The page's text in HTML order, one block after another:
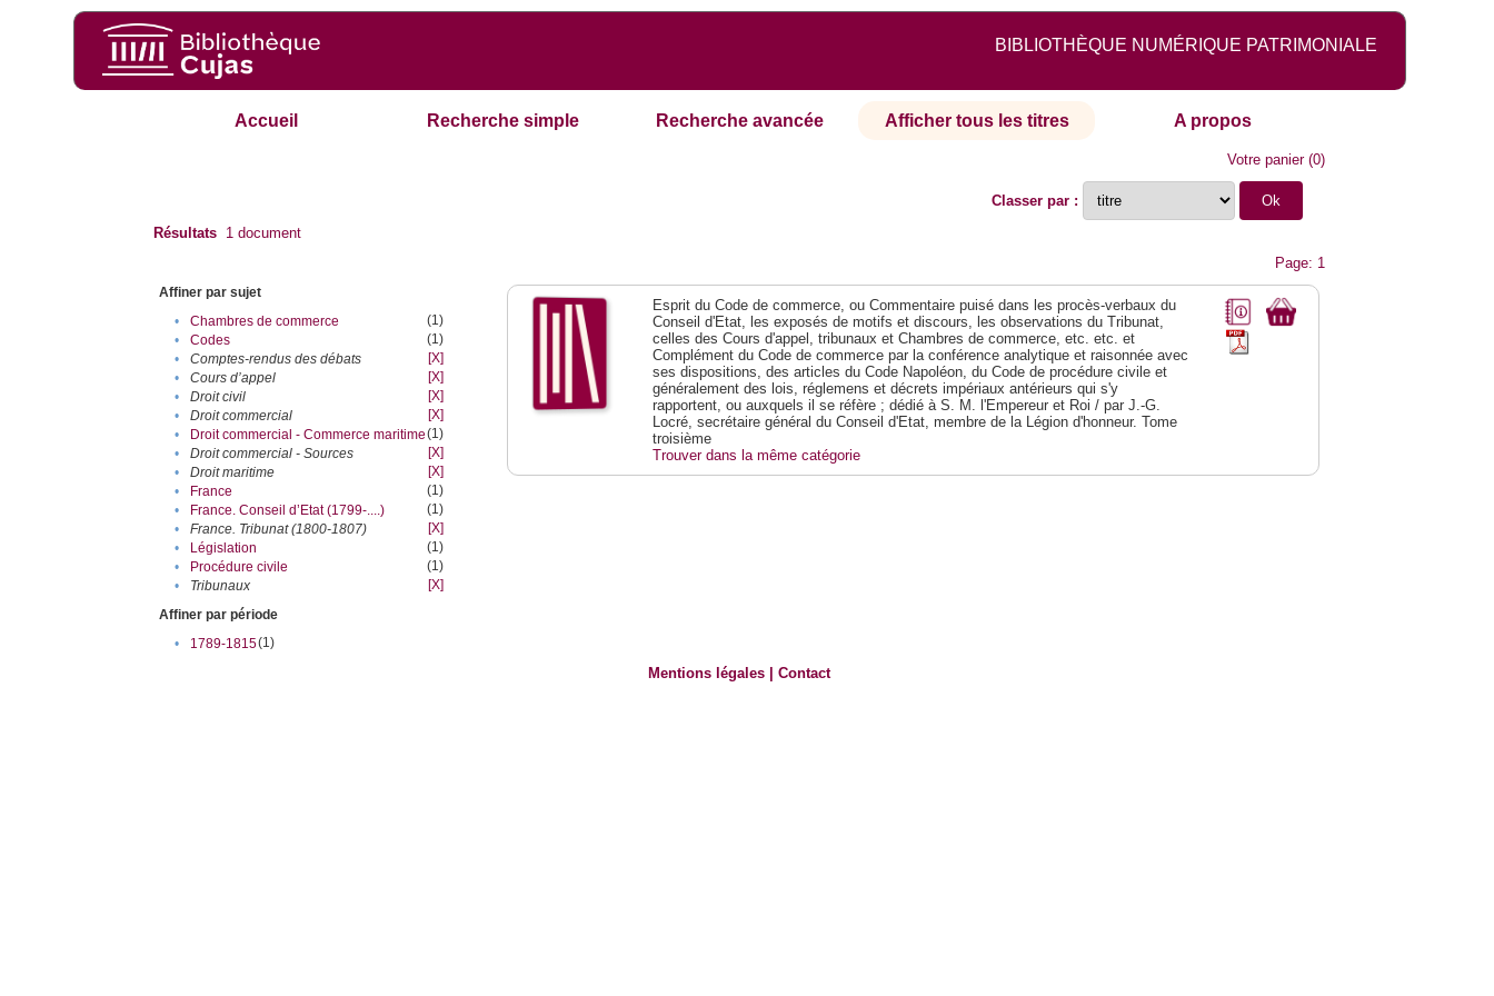
BIBLIOTHÈQUE NUMÉRIQUE PATRIMONIALE
Accueil Recherche simple Recherche avancée Afficher tous les titres A propos
Votre panier(0)
Classer par :
Résultats 1 document
Page: 1
Affiner par sujet
•
Chambres de commerce
(1)
•
Codes
(1)
•
Comptes-rendus des débats
[X]
•
Cours d’appel
[X]
•
Droit civil
[X]
•
Droit commercial
[X]
•
Droit commercial - Commerce maritime(1)
•
Droit commercial - Sources
[X]
•
Droit maritime
[X]
•
France
(1)
•
France. Conseil d’Etat (1799-....)
(1)
•
France. Tribunat (1800-1807)
[X]
•
Législation
(1)
•
Procédure civile
(1)
•
Tribunaux
[X]
Affiner par période
•
1789-1815(1)
Esprit du Code de commerce, ou Commentaire puisé dans les procès-verbaux du
Conseil d'Etat, les exposés de motifs et discours, les observations du Tribunat,
celles des Cours d'appel, tribunaux et Chambres de commerce, etc. etc. et
Complément du Code de commerce par la conférence analytique et raisonnée avec
ses dispositions, des articles du Code Napoléon, du Code de procédure civile et
généralement des lois, réglemens et décrets impériaux antérieurs qui s'y
rapportent, ou auxquels il se réfère ; dédié à S. M. l'Empereur et Roi / par J.-G.
Locré, secrétaire général du Conseil d'Etat, membre de la Légion d'honneur. Tome
troisième
Trouver dans la même catégorie
Mentions légales |Contact